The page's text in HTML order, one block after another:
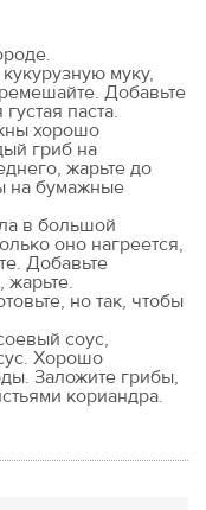
муку,
Добавьте
паста.
хорошо
гриб на
жарьте до
на бумажные
в большой
оно нагреется,
Добавьте
но так, чтобы
соус,
Хорошо
Заложите грибы,
кориандра.